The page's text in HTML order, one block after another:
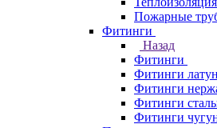
Пожарные
Фитинги
Назад
Фитинги
Фитинги
Фитинги
Фитинги
Фитинги